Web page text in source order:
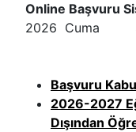
Online Başvuru
2026 Cuma
Başvuru
2026-2027
Dışından